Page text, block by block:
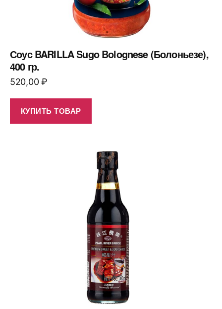
Соус BARILLA Sugo Bolognese (Болоньезе),
400 гр.
520,00₽
КУПИТЬ ТОВАР